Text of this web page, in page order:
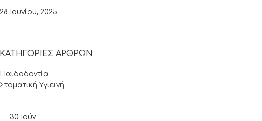
28 Ιουνίου, 2025
ΚΑΤΗΓΟΡΊΕΣ ΆΡΘΡΩΝ
Παιδοδοντία
Στοματική Υγιεινή
30 Ιούν